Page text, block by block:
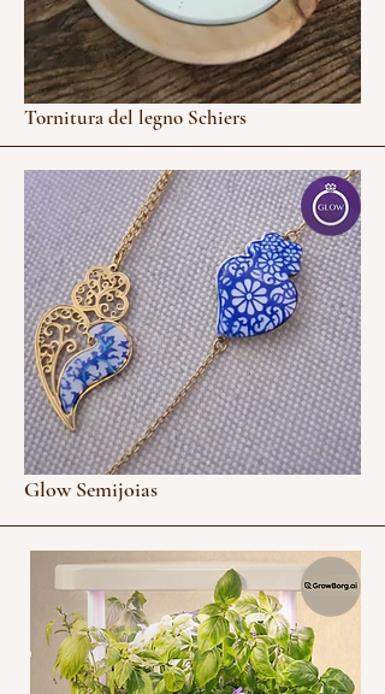
Tornitura del legno Schiers
Glow Semijoias